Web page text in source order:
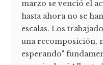
marzo se venció el
hasta ahora no se
escalas. Los
una recomposición,
esperando"